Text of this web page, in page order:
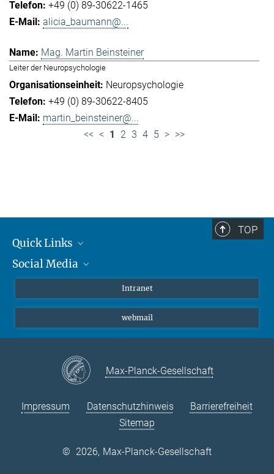
+49 (0) 89-30622-1465
alicia_baumann@...
Mag. Martin Beinsteiner
Leiter der Neuropsychologie
Neuropsychologie
+49 (0) 89-30622-8405
martin_beinsteiner@...
<< < 1 2 3 4 5 > >>
TOP
Quick Links
Student*innen/Wissenschaftler*innen
Social Media
Bluesky
YouTube
Intranet
webmail
Max-Planck-Gesellschaft
Impressum Datenschutzhinweis
Barrierefreiheit
Sitemap
© 2026, Max-Planck-Gesellschaft